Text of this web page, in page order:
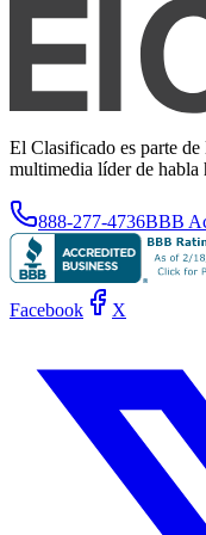
El Clasificado es parte
multimedia líder de habla
888-277-4736BBB
Facebook X